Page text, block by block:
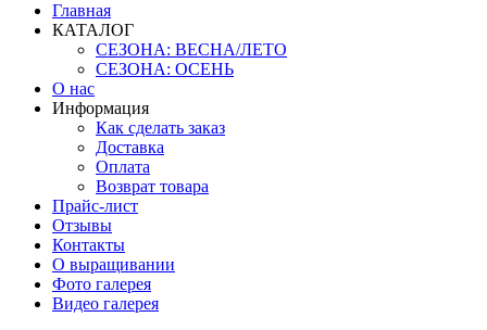
Главная
КАТАЛОГ
СЕЗОНА: ВЕСНА/ЛЕТО
СЕЗОНА: ОСЕНЬ
О нас
Информация
Как сделать заказ
Доставка
Оплата
Возврат товара
Прайс-лист
Отзывы
Контакты
О выращивании
Фото галерея
Видео галерея